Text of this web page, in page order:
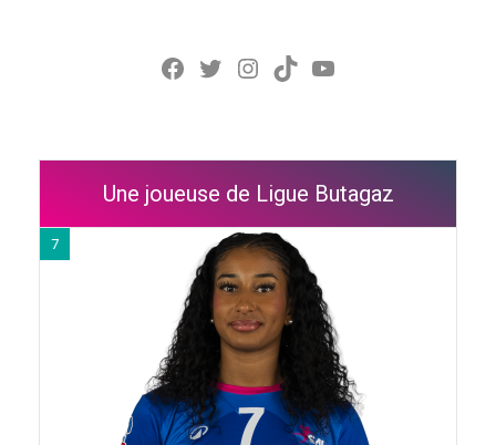
Facebook
Twitter
Instagram
TikTokYouTube
Une joueuse de Ligue Butagaz
7